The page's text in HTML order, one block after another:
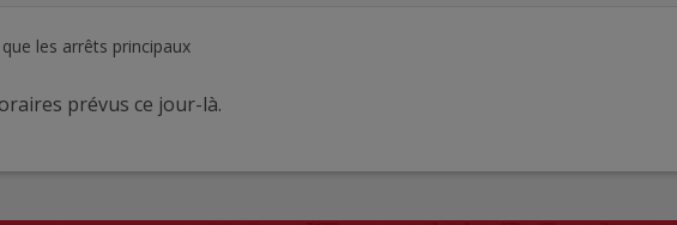
les arrêts principaux
prévus ce jour-là.